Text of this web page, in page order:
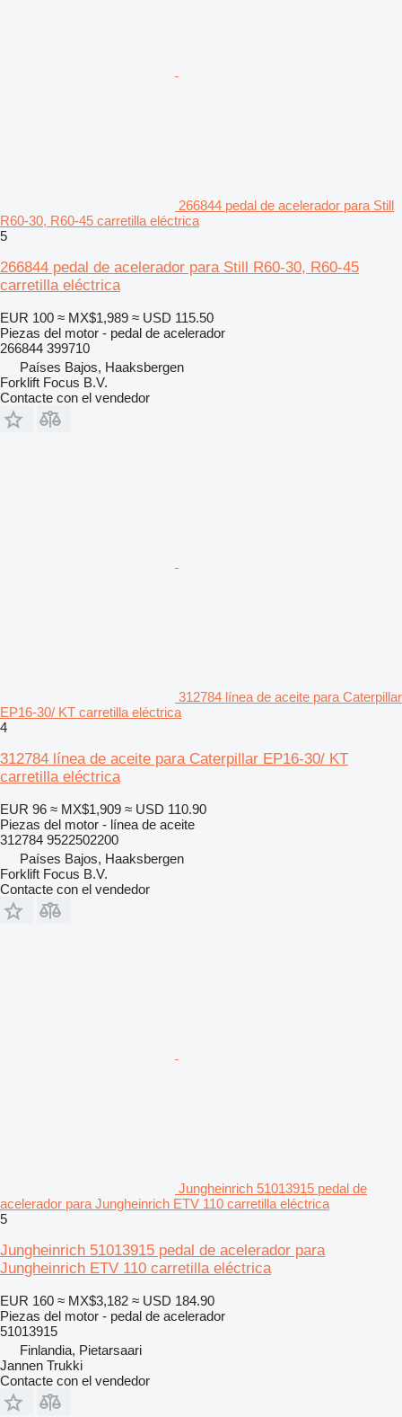
266844 pedal de acelerador para Still
R60-30, R60-45 carretilla eléctrica
5
266844 pedal de acelerador para Still R60-30, R60-45
carretilla eléctrica
EUR 100 ≈ MX$1,989 ≈ USD 115.50
Piezas del motor - pedal de acelerador
266844 399710
Países Bajos, Haaksbergen
Forklift Focus B.V.
Contacte con el vendedor
312784 línea de aceite para Caterpillar
EP16-30/ KT carretilla eléctrica
4
312784 línea de aceite para Caterpillar EP16-30/ KT
carretilla eléctrica
EUR 96 ≈ MX$1,909 ≈ USD 110.90
Piezas del motor - línea de aceite
312784 9522502200
Países Bajos, Haaksbergen
Forklift Focus B.V.
Contacte con el vendedor
Jungheinrich 51013915 pedal de
acelerador para Jungheinrich ETV 110 carretilla eléctrica
5
Jungheinrich 51013915 pedal de acelerador para
Jungheinrich ETV 110 carretilla eléctrica
EUR 160 ≈ MX$3,182 ≈ USD 184.90
Piezas del motor - pedal de acelerador
51013915
Finlandia, Pietarsaari
Jannen Trukki
Contacte con el vendedor